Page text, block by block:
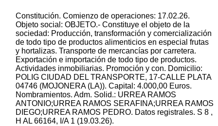
Constitución. Comienzo de operaciones: 17.02.26.
Objeto social: OBJETO.- Constituye el objeto de la
sociedad: Producción, transformación y comercialización
de todo tipo de productos alimenticios en especial frutas
y hortalizas. Transporte de mercancías por carretera.
Exportación e importación de todo tipo de productos.
Actividades inmobiliarias. Promoción y con. Domicilio:
POLIG CIUDAD DEL TRANSPORTE, 17-CALLE PLATA
04746 (MOJONERA (LA)). Capital: 4.000,00 Euros.
Nombramientos. Adm. Solid.: URREA RAMOS
ANTONIO;URREA RAMOS SERAFINA;URREA RAMOS
DIEGO;URREA RAMOS PEDRO. Datos registrales. S 8 ,
H AL 66164, I/A 1 (19.03.26).